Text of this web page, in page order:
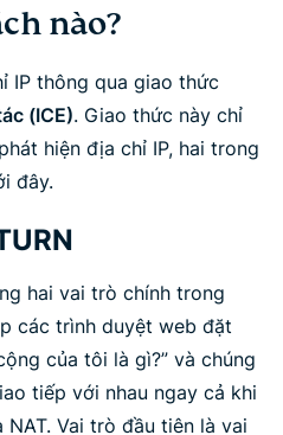
nào?
IP thông qua giao thức
(ICE). Giao thức này chỉ
hiện địa chỉ IP, hai trong
đây.
hai vai trò chính trong
các trình duyệt web đặt
của tôi là gì?” và chúng
tiếp với nhau ngay cả khi
Vai trò đầu tiên là vai